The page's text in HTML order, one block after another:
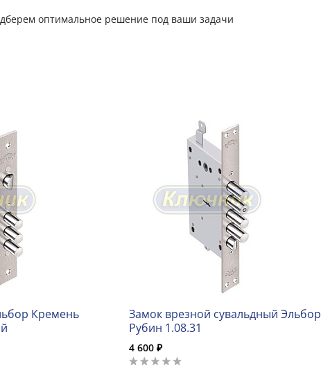
оптимальное решение под ваши задачи
Кремень
Замок врезной сувальдный Эльбор
Рубин 1.08.31
4 600 ₽